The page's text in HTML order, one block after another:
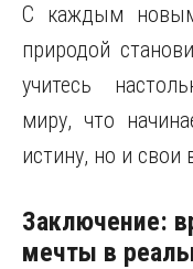
С каждым
природой
учитесь
миру, что
истину, но и свои
Заключение:
мечты в